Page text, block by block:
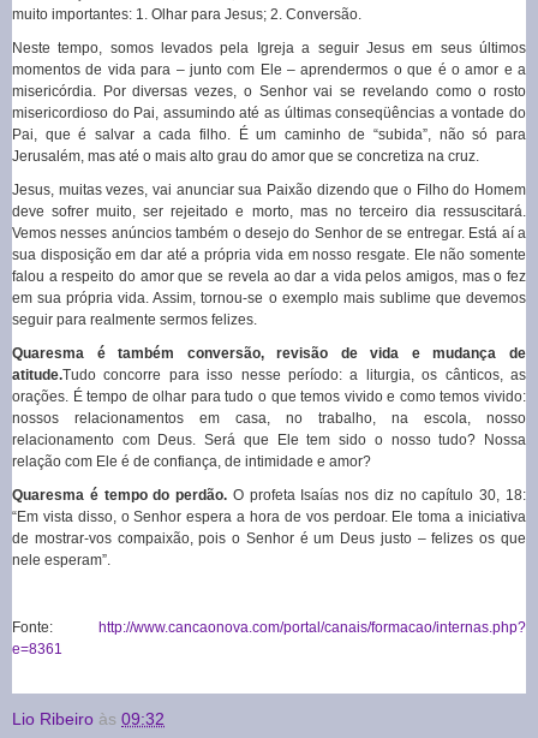
muito importantes: 1. Olhar para Jesus; 2. Conversão.
Neste tempo, somos levados pela Igreja a seguir Jesus em seus últimos
momentos de vida para – junto com Ele – aprendermos o que é o amor e a
misericórdia. Por diversas vezes, o Senhor vai se revelando como o rosto
misericordioso do Pai, assumindo até as últimas conseqüências a vontade do
Pai, que é salvar a cada filho. É um caminho de “subida”, não só para
Jerusalém, mas até o mais alto grau do amor que se concretiza na cruz.
Jesus, muitas vezes, vai anunciar sua Paixão dizendo que o Filho do Homem
deve sofrer muito, ser rejeitado e morto, mas no terceiro dia ressuscitará.
Vemos nesses anúncios também o desejo do Senhor de se entregar. Está aí a
sua disposição em dar até a própria vida em nosso resgate. Ele não somente
falou a respeito do amor que se revela ao dar a vida pelos amigos, mas o fez
em sua própria vida. Assim, tornou-se o exemplo mais sublime que devemos
seguir para realmente sermos felizes.
Quaresma é também conversão, revisão de vida e mudança de
atitude.Tudo concorre para isso nesse período: a liturgia, os cânticos, as
orações. É tempo de olhar para tudo o que temos vivido e como temos vivido:
nossos relacionamentos em casa, no trabalho, na escola, nosso
relacionamento com Deus. Será que Ele tem sido o nosso tudo? Nossa
relação com Ele é de confiança, de intimidade e amor?
Quaresma é tempo do perdão. O profeta Isaías nos diz no capítulo 30, 18:
“Em vista disso, o Senhor espera a hora de vos perdoar. Ele toma a iniciativa
de mostrar-vos compaixão, pois o Senhor é um Deus justo – felizes os que
nele esperam”.
Fonte: http://www.cancaonova.com/portal/canais/formacao/internas.php?
e=8361
Lio Ribeiro às 09:32